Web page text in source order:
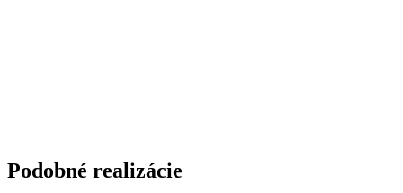
Podobné realizácie